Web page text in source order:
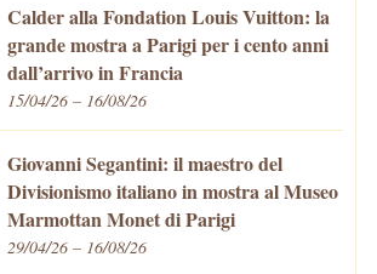
Calder alla Fondation Louis Vuitton: la
grande mostra a Parigi per i cento anni
dall’arrivo in Francia
15/04/26 – 16/08/26
Giovanni Segantini: il maestro del
Divisionismo italiano in mostra al Museo
Marmottan Monet di Parigi
29/04/26 – 16/08/26